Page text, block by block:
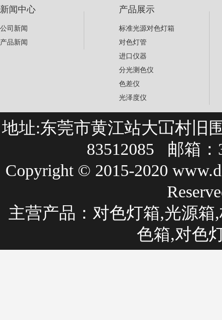
新闻中心
公司新闻
产品新闻
产品展示
标准光源对色灯箱
对色灯管
进口仪器
分光测色仪
色差仪
光泽度仪
地址:东莞市黄江站大冚村旧
83512085 邮箱：
Copyright © 2015-2020
主营产品： 对色灯箱,光源箱,
色箱,对色